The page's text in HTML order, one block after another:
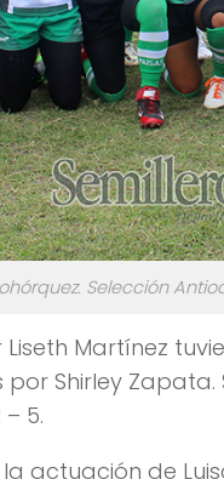
Selección
Martínez
Shirley
5.
actuación de